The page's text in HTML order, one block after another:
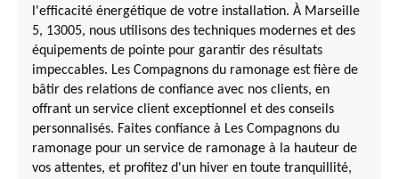
l'efficacité énergétique de votre installation. À Marseille
5, 13005, nous utilisons des techniques modernes et des
équipements de pointe pour garantir des résultats
impeccables. Les Compagnons du ramonage est fière de
bâtir des relations de confiance avec nos clients, en
offrant un service client exceptionnel et des conseils
personnalisés. Faites confiance à Les Compagnons du
ramonage pour un service de ramonage à la hauteur de
vos attentes, et profitez d'un hiver en toute tranquillité,